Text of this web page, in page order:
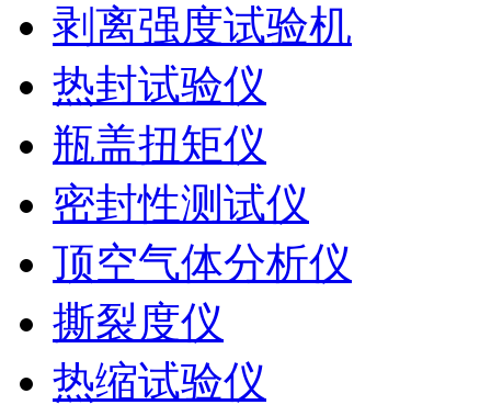
剥离强度试验机
热封试验仪
瓶盖扭矩仪
密封性测试仪
顶空气体分析仪
撕裂度仪
热缩试验仪